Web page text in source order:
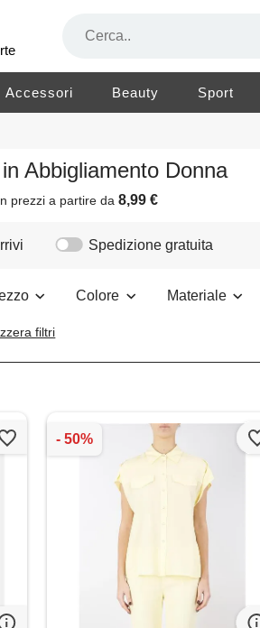
Accessori Beauty Sport
in Abbigliamento Donna
prezzi a partire da8,99 €
Spedizione gratuita
Colore Materiale
filtri